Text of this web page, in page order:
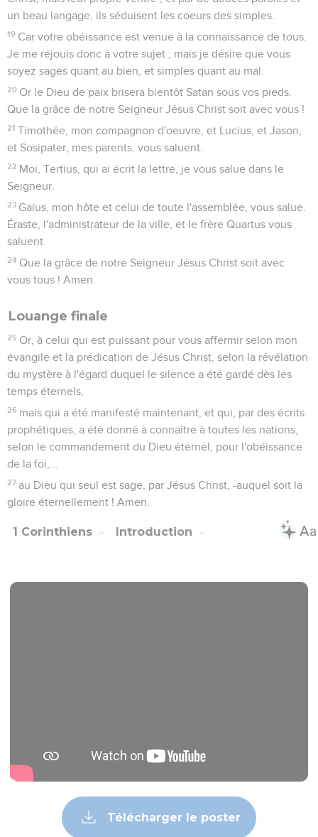
un beau langage, ils séduisent les coeurs des simples.
19 Car votre obéissance est venue à la connaissance de tous.
Je me réjouis donc à votre sujet ; mais je désire que vous
soyez sages quant au bien, et simples quant au mal.
20 Or le Dieu de paix brisera bientôt Satan sous vos pieds.
Que la grâce de notre Seigneur Jésus Christ soit avec vous !
21 Timothée, mon compagnon d'oeuvre, et Lucius, et Jason,
et Sosipater, mes parents, vous saluent.
22 Moi, Tertius, qui ai écrit la lettre, je vous salue dans le
Seigneur.
23 Gaïus, mon hôte et celui de toute l'assemblée, vous salue.
Éraste, l'administrateur de la ville, et le frère Quartus vous
saluent.
24 Que la grâce de notre Seigneur Jésus Christ soit avec
vous tous ! Amen.
Louange finale
25 Or, à celui qui est puissant pour vous affermir selon mon
évangile et la prédication de Jésus Christ, selon la révélation
du mystère à l'égard duquel le silence a été gardé dès les
temps éternels,
26 mais qui a été manifesté maintenant, et qui, par des écrits
prophétiques, a été donné à connaître à toutes les nations,
selon le commandement du Dieu éternel, pour l'obéissance
de la foi,...
27 au Dieu qui seul est sage, par Jésus Christ, -auquel soit la
gloire éternellement ! Amen.
1 Corinthiens Introduction
Télécharger le poster